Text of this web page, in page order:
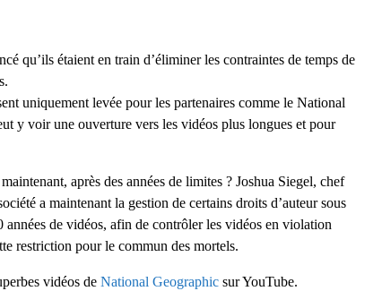
qu’ils étaient en train d’éliminer les contraintes de temps de
uniquement levée pour les partenaires comme le National
y voir une ouverture vers les vidéos plus longues et pour
après des années de limites ? Joshua Siegel, chef
a maintenant la gestion de certains droits d’auteur sous
de vidéos, afin de contrôler les vidéos en violation
restriction pour le commun des mortels.
vidéos de National Geographic sur YouTube.